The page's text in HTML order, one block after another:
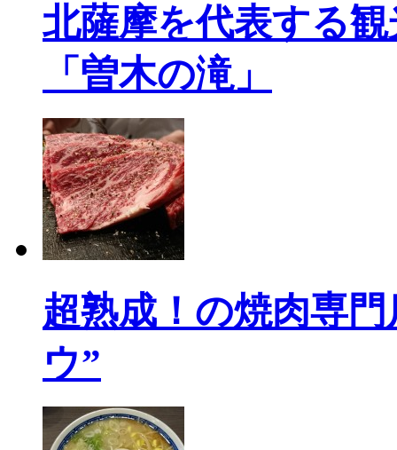
北薩摩を代表する
「曽木の滝」
超熟成！の焼肉専
ウ”